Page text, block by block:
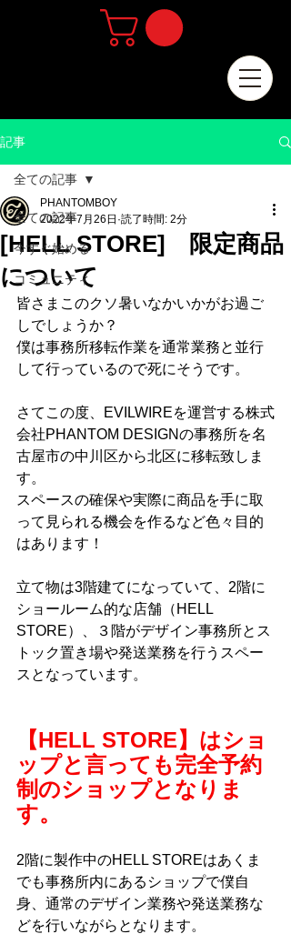
記事
全ての記事
今すぐ始める
コミュニティ
全ての記事
[HELL STORE] 限定商品
について
PHANTOMBOY
2022年7月26日 読了時間: 2分
皆さまこのクソ暑いなかいかがお過ご
しでしょうか？
僕は事務所移転作業を通常業務と並行
して行っているので死にそうです。
さてこの度、EVILWIREを運営する株式
会社PHANTOM DESIGNの事務所を名
古屋市の中川区から北区に移転致しま
す。
スペースの確保や実際に商品を手に取
って見られる機会を作るなど色々目的
はあります！
立て物は3階建てになっていて、2階に
ショールーム的な店舗（HELL
STORE）、３階がデザイン事務所とス
トック置き場や発送業務を行うスペー
スとなっています。
【HELL STORE】はショ
ップと言っても完全予約
制のショップとなりま
す。
2階に製作中のHELL STOREはあくま
でも事務所内にあるショップで僕自
身、通常のデザイン業務や発送業務な
どを行いながらとなります。